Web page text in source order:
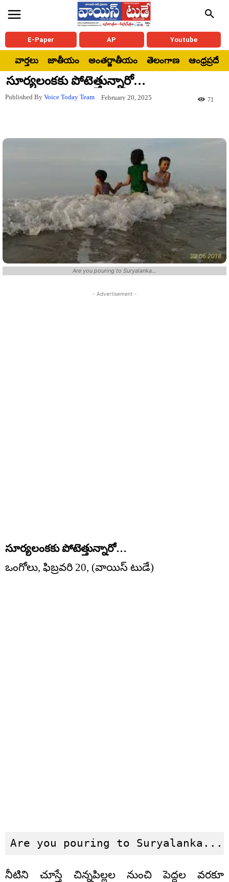
E-Paper AP Youtube
వార్తలు జాతీయం అంతర్జాతీయం తెలంగాణ ఆంధ్రప్రదేశ్
సూర్యలంకకు పోటెత్తున్నారో…
Published By Voice Today Team February 20, 2025 71
Are you pouring to Suryalanka...
- Advertisement -
సూర్యలంకకు పోటెత్తున్నారో…
ఒంగోలు, ఫిబ్రవరి 20, (వాయిస్ టుడే)
Are you pouring to Suryalanka...
నీటిని చూస్తే చిన్నపిల్లల నుంచి పెద్దల వరకూ